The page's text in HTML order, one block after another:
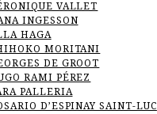
VALLET
INGESSON
HAGA
MORITANI
DE GROOT
RAMI PÉREZ
PALLERIA
D’ESPINAY SAINT-LUC